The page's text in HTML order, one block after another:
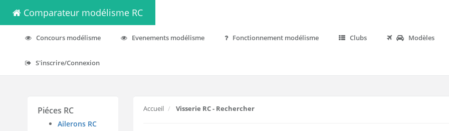
Comparateur modélisme RC
Concours modélisme Evenements modélisme Fonctionnement modélisme Clubs Modèles
S'inscrire/Connexion
Piéces RC
Ailerons RC
Accueil Visserie RC - Rechercher